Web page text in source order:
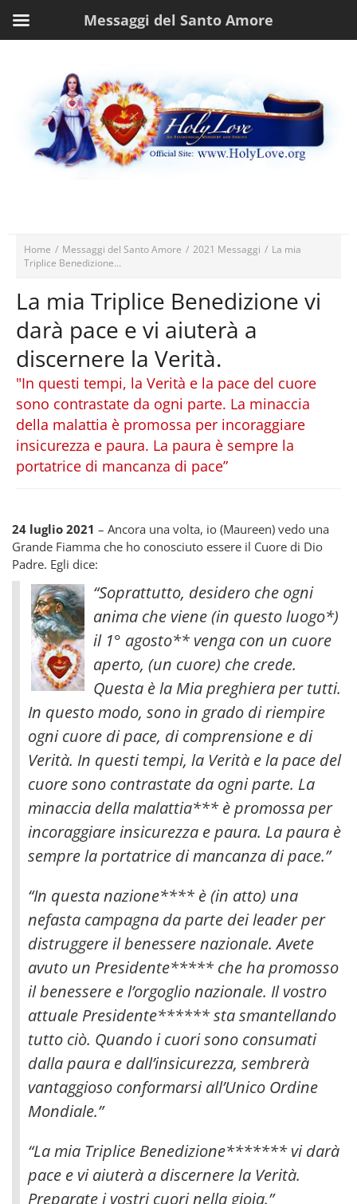
Home / Messaggi del Santo Amore / 2021 Messaggi / La mia
Triplice Benedizione...
La mia Triplice Benedizione vi
darà pace e vi aiuterà a
discernere la Verità.
"In questi tempi, la Verità e la pace del cuore
sono contrastate da ogni parte. La minaccia
della malattia è promossa per incoraggiare
insicurezza e paura. La paura è sempre la
portatrice di mancanza di pace”
24 luglio 2021 – Ancora una volta, io (Maureen) vedo una
Grande Fiamma che ho conosciuto essere il Cuore di Dio
Padre. Egli dice:
“Soprattutto, desidero che ogni
anima che viene (in questo luogo*)
il 1° agosto** venga con un cuore
aperto, (un cuore) che crede.
Questa è la Mia preghiera per tutti.
In questo modo, sono in grado di riempire
ogni cuore di pace, di comprensione e di
Verità. In questi tempi, la Verità e la pace del
cuore sono contrastate da ogni parte. La
minaccia della malattia*** è promossa per
incoraggiare insicurezza e paura. La paura è
sempre la portatrice di mancanza di pace.”
“In questa nazione**** è (in atto) una
nefasta campagna da parte dei leader per
distruggere il benessere nazionale. Avete
avuto un Presidente***** che ha promosso
il benessere e l’orgoglio nazionale. Il vostro
attuale Presidente****** sta smantellando
tutto ciò. Quando i cuori sono consumati
dalla paura e dall’insicurezza, sembrerà
vantaggioso conformarsi all’Unico Ordine
Mondiale.”
“La mia Triplice Benedizione******* vi darà
pace e vi aiuterà a discernere la Verità.
Preparate i vostri cuori nella gioia.”
Messaggi del Santo Amore